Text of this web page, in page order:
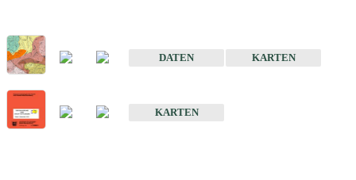
DATEN
KARTEN
KARTEN